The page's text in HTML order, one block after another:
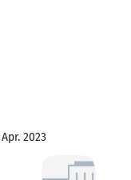
2023